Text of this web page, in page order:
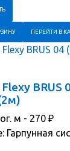
ПЕРЕЙТИ В
BRUS
м - 270 ₽
Гарпунная